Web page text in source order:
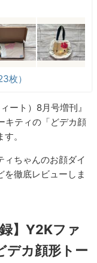
枚）
ート）8月号増刊』
キティの「どデカ顔
。
ィちゃんのお顔ダイ
を徹底レビューしま
】Y2Kファ
デカ顔形トー